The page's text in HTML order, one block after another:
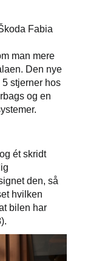
Fabia
man mere
Den nye
stjerner hos
og en
ét skridt
den, så
hvilken
bilen har